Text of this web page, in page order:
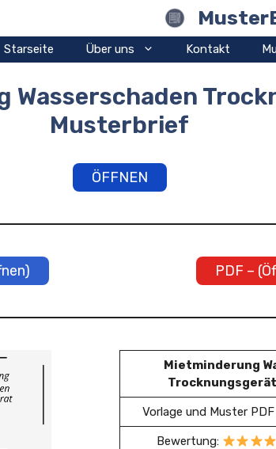
Starseite Über uns Kontakt
Wasserschaden
Musterbrief
ÖFFNEN
PDF –
Mietminderung
Vorlage und Muster
Bewertung: